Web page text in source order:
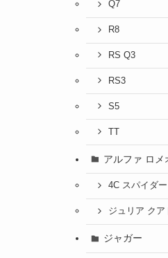
Q7
R8
RS Q3
RS3
S5
TT
アルファ ロメ
4C スパイダー
ジュリア クア
ジャガー